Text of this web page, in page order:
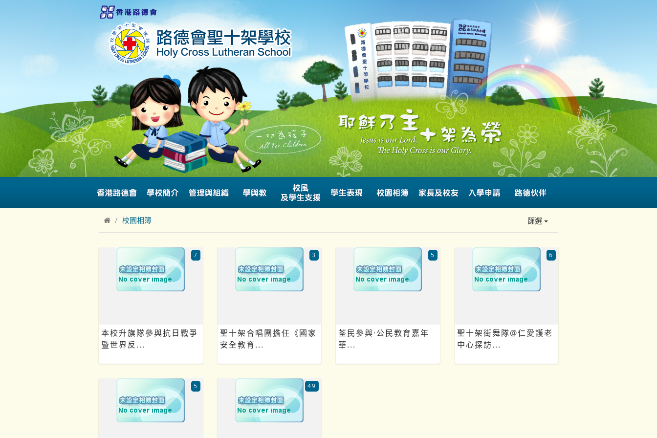
校園相簿 篩選
本校升旗隊參與抗日戰爭
暨世界反...
7
聖十架合唱團擔任《國家
安全教育...
3
荃民參與·公民教育嘉年
華...
5
聖十架街舞隊@仁愛護老
中心探訪...
6
5 49